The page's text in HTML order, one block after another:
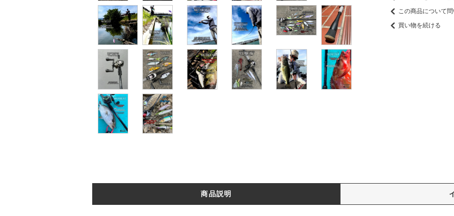
この商品について
買い物を続ける
商品説明